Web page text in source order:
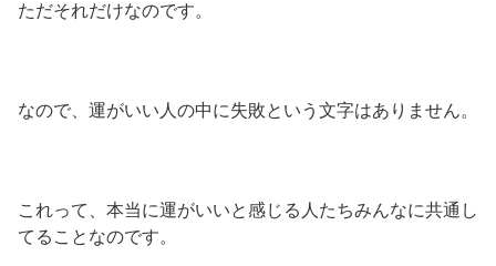
ただそれだけなのです。
なので、運がいい人の中に失敗という文字はありません。
これって、本当に運がいいと感じる人たちみんなに共通し
てることなのです。